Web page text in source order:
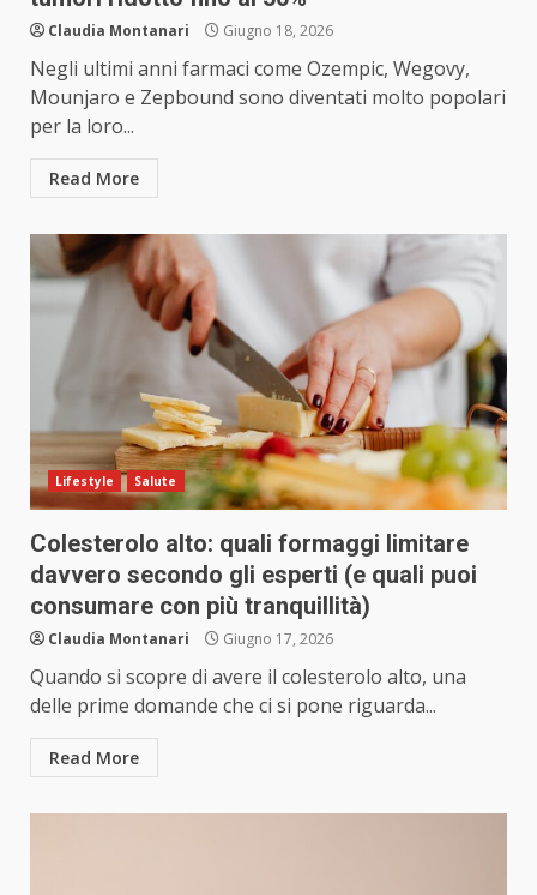
Claudia Montanari Giugno 18, 2026
Negli ultimi anni farmaci come Ozempic, Wegovy,
Mounjaro e Zepbound sono diventati molto popolari
per la loro...
Read More
Lifestyle Salute
Colesterolo alto: quali formaggi limitare
davvero secondo gli esperti (e quali puoi
consumare con più tranquillità)
Claudia Montanari Giugno 17, 2026
Quando si scopre di avere il colesterolo alto, una
delle prime domande che ci si pone riguarda...
Read More